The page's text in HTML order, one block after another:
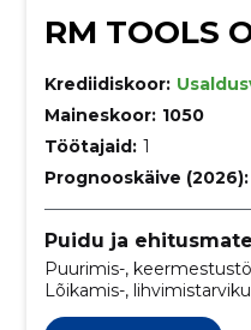
RM TOOLS
Krediidiskoor:
Maineskoor: 1050
Töötajaid: 1
Prognooskäive (2026):
Puidu ja
Puurimis-,
Lõikamis-,
Märgistusvahendid,